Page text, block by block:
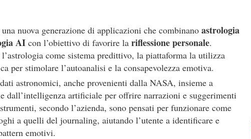
una nuova generazione di applicazioni che combinano astrologia
AI con l’obiettivo di favorire la riflessione personale.
come sistema predittivo, la piattaforma la utilizza
per stimolare l’autoanalisi e la consapevolezza emotiva.
astronomici, anche provenienti dalla NASA, insieme a
dall’intelligenza artificiale per offrire narrazioni e suggerimenti
secondo l’azienda, sono pensati per funzionare come
a quelli del journaling, aiutando l’utente a identificare e
emotivi.